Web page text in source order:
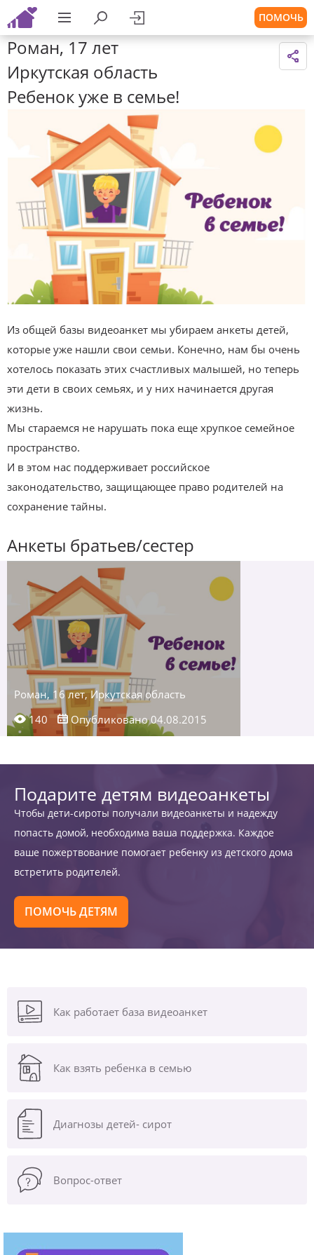
ПОМОЧЬ
Роман, 17 лет
Иркутская область
Ребенок уже в семье!
Из общей базы видеоанкет мы убираем анкеты детей,
которые уже нашли свои семьи. Конечно, нам бы очень
хотелось показать этих счастливых малышей, но теперь
эти дети в своих семьях, и у них начинается другая
жизнь.
Мы стараемся не нарушать пока еще хрупкое семейное
пространство.
И в этом нас поддерживает российское
законодательство, защищающее право родителей на
сохранение тайны.
Анкеты братьев/сестер
Роман, 16 лет, Иркутская область
140
Опубликовано 04.08.2015
Подарите детям видеоанкеты
Чтобы дети-сироты получали видеоанкеты и надежду
попасть домой, необходима ваша поддержка. Каждое
ваше пожертвование помогает ребенку из детского дома
встретить родителей.
ПОМОЧЬ ДЕТЯМ
Как работает база видеоанкет
Как взять ребенка в семью
Диагнозы детей- сирот
Вопрос-ответ